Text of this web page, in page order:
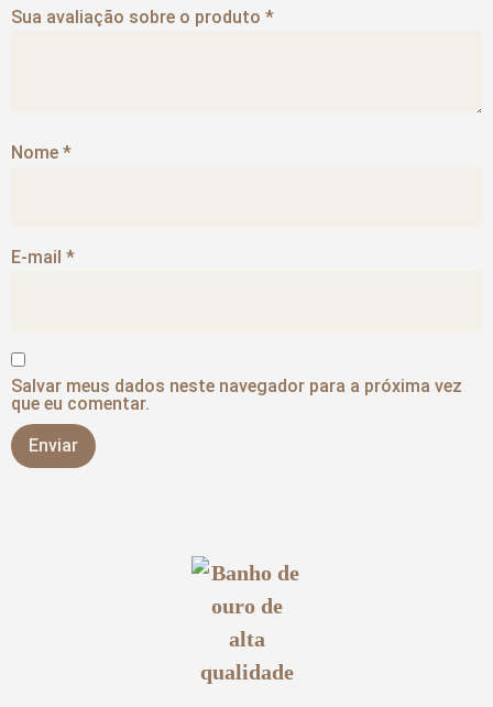
Sua avaliação sobre o produto *
Nome *
E-mail *
Salvar meus dados neste navegador para a próxima vez
que eu comentar.